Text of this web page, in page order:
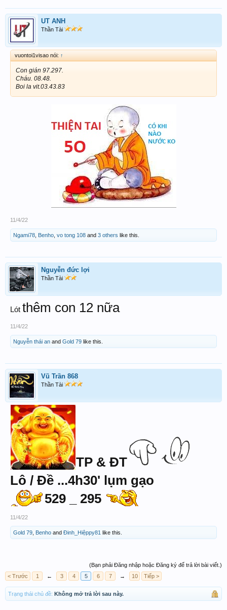
UT ANH
Thần Tài
vuontoi1visao nói: ↑
Con gián 97.297.
Cháu. 08.48.
Boi la vit.03.43.83
11/4/22
Ngami78 Benho vo tong 108 and 3 others like this.
Nguyễn đức lợi
Thần Tài
Lót thêm con 12 nữa
11/4/22
Nguyễn thái an and Gold 79 like this.
Vũ Trần 868
Thần Tài
TP & ĐT
Lô / Đề ...4h30' lụm gạo
529 _ 295
11/4/22
Gold 79 Benho and Đinh_Hiệppy81 like this.
(Bạn phải Đăng nhập hoặc Đăng ký để trả lời bài viết.)
< Trước
1 ← 3 4 5 6 7 → 10 Tiếp >
Trạng thái chủ đề: Không mở trả lời sau này.